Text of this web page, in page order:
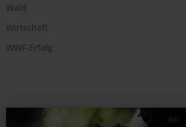
Wald
Wirtschaft
WWF-Erfolg